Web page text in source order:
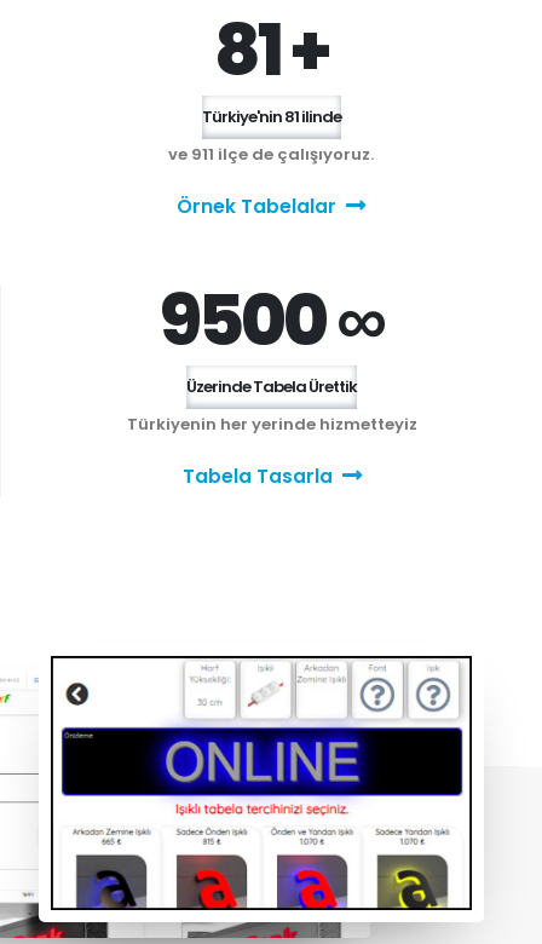
81 +
Türkiye'nin 81 ilinde
ve 911 ilçe de çalışıyoruz.
Örnek Tabelalar
9500 ∞
Üzerinde Tabela Ürettik
Türkiyenin her yerinde hizmetteyiz
Tabela Tasarla